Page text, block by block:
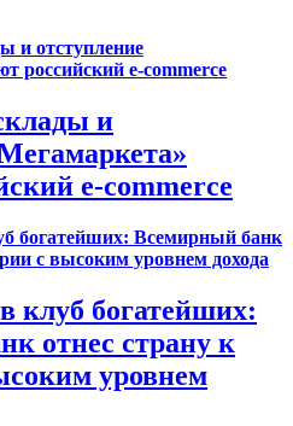
и
e-commerce
клуб богатейших:
отнес страну к
уровнем